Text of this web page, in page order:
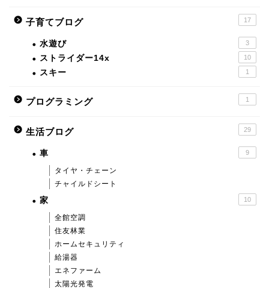
子育てブログ 17
水遊び 3
ストライダー14x 10
スキー 1
プログラミング 1
生活ブログ 29
車 9
タイヤ・チェーン
チャイルドシート
家 10
全館空調
住友林業
ホームセキュリティ
給湯器
エネファーム
太陽光発電